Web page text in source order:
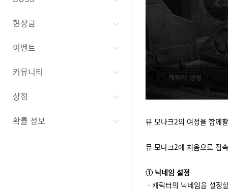
현상금
이벤트
커뮤니티
상점
확률 정보
뮤 모나크2의 여정을 함께
뮤 모나크2에 처음으로 접
① 닉네임 설정
- 캐릭터의 닉네임을 설정